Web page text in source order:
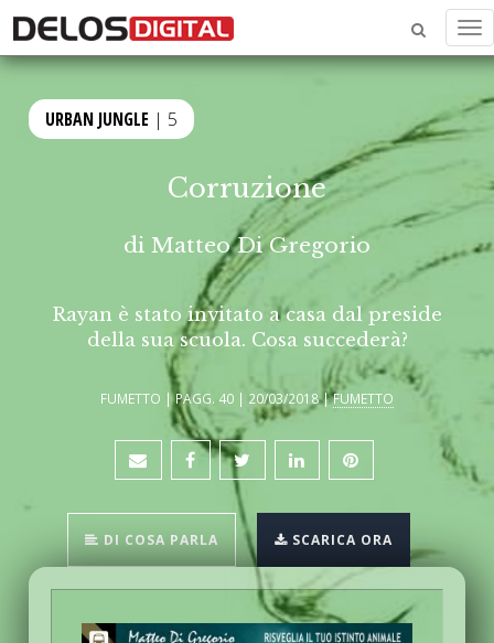
URBAN JUNGLE | 5
Corruzione
di Matteo Di Gregorio
Rayan è stato invitato a casa dal preside
della sua scuola. Cosa succederà?
FUMETTO | PAGG. 40 | 20/03/2018 |FUMETTO
DI COSA PARLA SCARICA ORA